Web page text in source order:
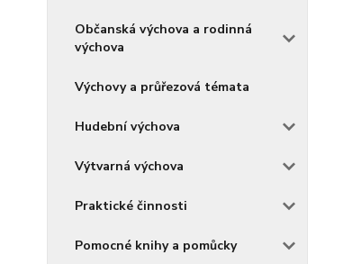
Občanská výchova a rodinná
výchova
Výchovy a průřezová témata
Hudební výchova
Výtvarná výchova
Praktické činnosti
Pomocné knihy a pomůcky